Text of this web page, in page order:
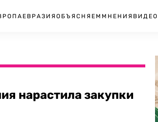
ЕВРАЗИЯ ОБЪЯСНЯЕМ МНЕНИЯ ВИДЕО
нарастила закупки